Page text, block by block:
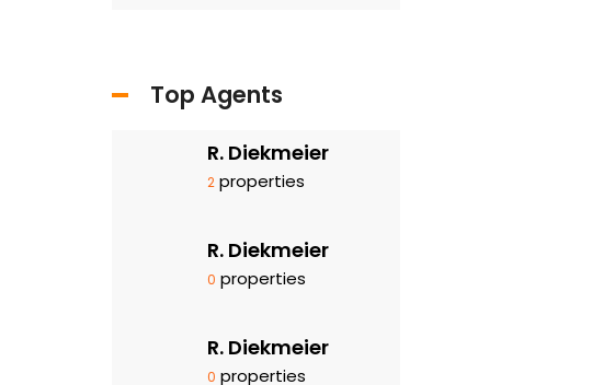
Top Agents
R. Diekmeier
2 properties
R. Diekmeier
0 properties
R. Diekmeier
0 properties